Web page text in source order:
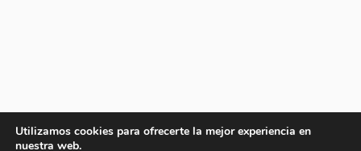
Utilizamos cookies para ofrecerte la mejor experiencia en
nuestra web.